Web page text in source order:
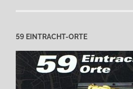
59 EINTRACHT-ORTE